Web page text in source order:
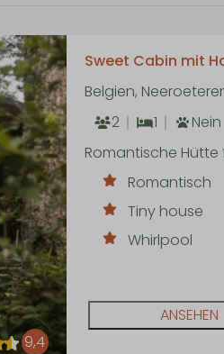
9,4
Sweet Cabin mit
Belgien,
2
1
Nein
Romantische Hütte
Romantisch
Tiny house
Whirlpool
ANSEHEN